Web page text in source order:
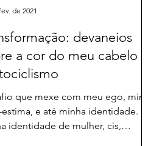
devaneios
a cor do meu cabelo e
que mexe com meu ego, minha
e até minha identidade.
identidade de mulher, cis,
de 2021